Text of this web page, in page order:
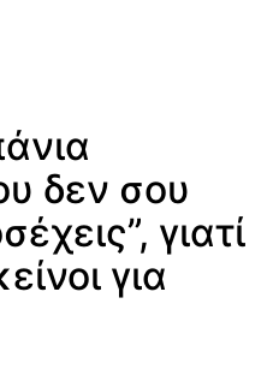
δεν σου
γιατί
για